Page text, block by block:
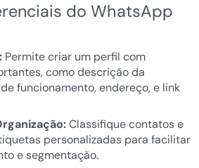
do WhatsApp
Permite criar um perfil com
como descrição da
funcionamento, endereço, e link
Classifique contatos e
personalizadas para facilitar
e segmentação.